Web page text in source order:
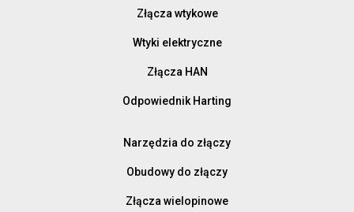
Złącza wtykowe
Wtyki elektryczne
Złącza HAN
Odpowiednik Harting
Narzędzia do złączy
Obudowy do złączy
Złącza wielopinowe